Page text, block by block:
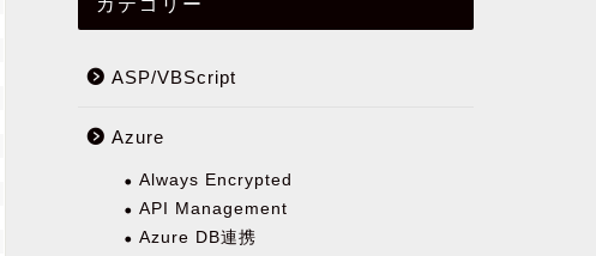
ASP/VBScript
Azure
Always Encrypted
API Management
Azure DB連携